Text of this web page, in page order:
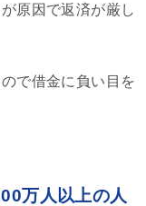
原因で返済が厳し
で借金に負い目を
万人以上の人